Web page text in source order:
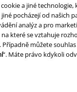
a jiné
pocházejí od
analýz a pro
které se vztahuje
můžete
“. Máte právo kdykoli